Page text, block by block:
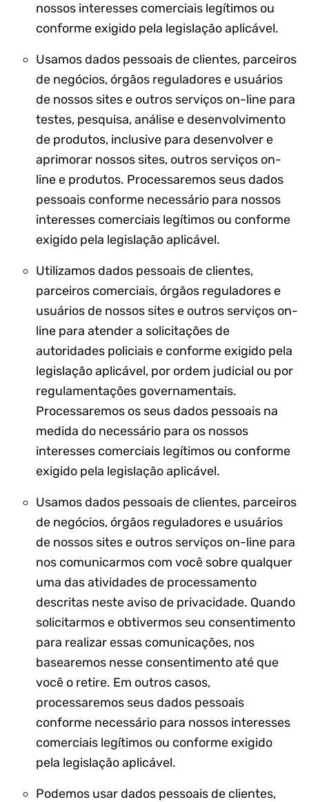
nossos interesses comerciais legítimos ou
conforme exigido pela legislação aplicável.
Usamos dados pessoais de clientes, parceiros
de negócios, órgãos reguladores e usuários
de nossos sites e outros serviços on-line para
testes, pesquisa, análise e desenvolvimento
de produtos, inclusive para desenvolver e
aprimorar nossos sites, outros serviços on-
line e produtos. Processaremos seus dados
pessoais conforme necessário para nossos
interesses comerciais legítimos ou conforme
exigido pela legislação aplicável.
Utilizamos dados pessoais de clientes,
parceiros comerciais, órgãos reguladores e
usuários de nossos sites e outros serviços on-
line para atender a solicitações de
autoridades policiais e conforme exigido pela
legislação aplicável, por ordem judicial ou por
regulamentações governamentais.
Processaremos os seus dados pessoais na
medida do necessário para os nossos
interesses comerciais legítimos ou conforme
exigido pela legislação aplicável.
Usamos dados pessoais de clientes, parceiros
de negócios, órgãos reguladores e usuários
de nossos sites e outros serviços on-line para
nos comunicarmos com você sobre qualquer
uma das atividades de processamento
descritas neste aviso de privacidade. Quando
solicitarmos e obtivermos seu consentimento
para realizar essas comunicações, nos
basearemos nesse consentimento até que
você o retire. Em outros casos,
processaremos seus dados pessoais
conforme necessário para nossos interesses
comerciais legítimos ou conforme exigido
pela legislação aplicável.
Podemos usar dados pessoais de clientes,